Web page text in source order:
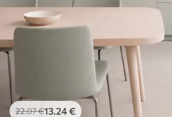
22.07€13.24€